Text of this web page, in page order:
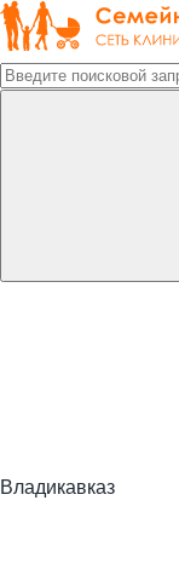
Владикавказ